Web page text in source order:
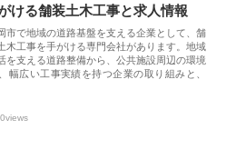
ける舗装土木工事と求人情報
市で地域の道路基盤を支える企業として、舗
木工事を手がける専門会社があります。地域
を支える道路整備から、公共施設周辺の環境
幅広い工事実績を持つ企業の取り組みと、
0views